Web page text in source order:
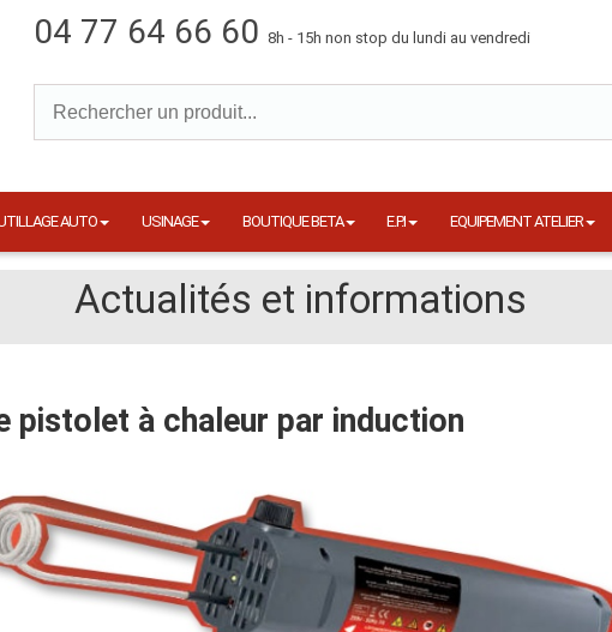
04 77 64 66 60 8h - 15h non stop du lundi au vendredi
AUTO USINAGE BOUTIQUE BETA E.P.I EQUIPEMENT ATELIER
Actualités et informations
pistolet à chaleur par induction